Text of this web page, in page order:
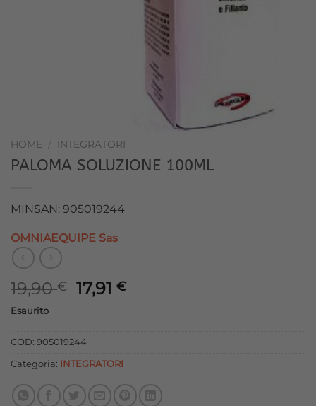
HOME / INTEGRATORI
PALOMA SOLUZIONE 100ML
MINSAN: 905019244
OMNIAEQUIPE Sas
19,90€
Il
era:
19,90 €.
17,91€Il
Esaurito
COD: 905019244
Categoria: INTEGRATORI